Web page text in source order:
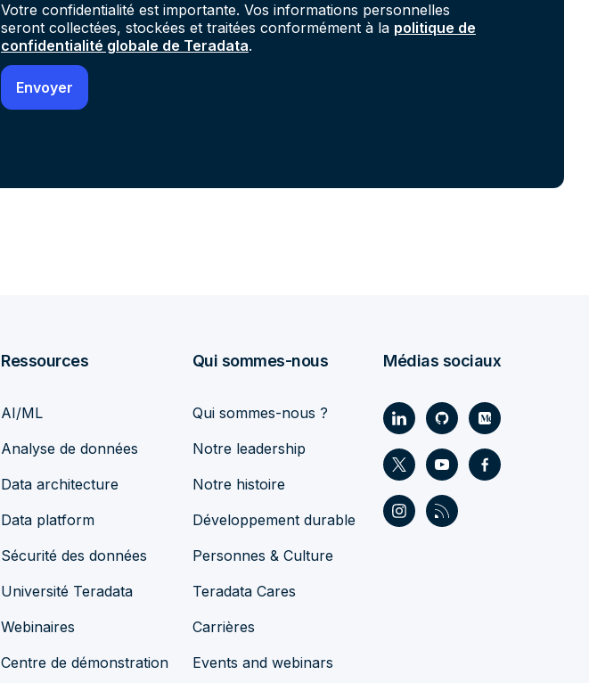
Votre confidentialité est importante. Vos informations personnelles
seront collectées, stockées et traitées conformément à la politique de
confidentialité globale de Teradata.
Ressources
AI/ML
Analyse de données
Data architecture
Data platform
Sécurité des données
Université Teradata
Webinaires
Centre de démonstration
Qui sommes-nous
Qui sommes-nous ?
Notre leadership
Notre histoire
Développement durable
Personnes & Culture
Teradata Cares
Carrières
Events and webinars
Médias sociaux